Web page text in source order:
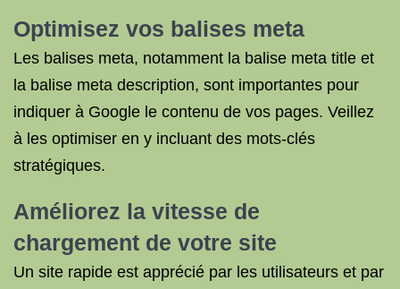
Optimisez vos balises meta
Les balises meta, notamment la balise meta title et
la balise meta description, sont importantes pour
indiquer à Google le contenu de vos pages. Veillez
à les optimiser en y incluant des mots-clés
stratégiques.
Améliorez la vitesse de
chargement de votre site
Un site rapide est apprécié par les utilisateurs et par